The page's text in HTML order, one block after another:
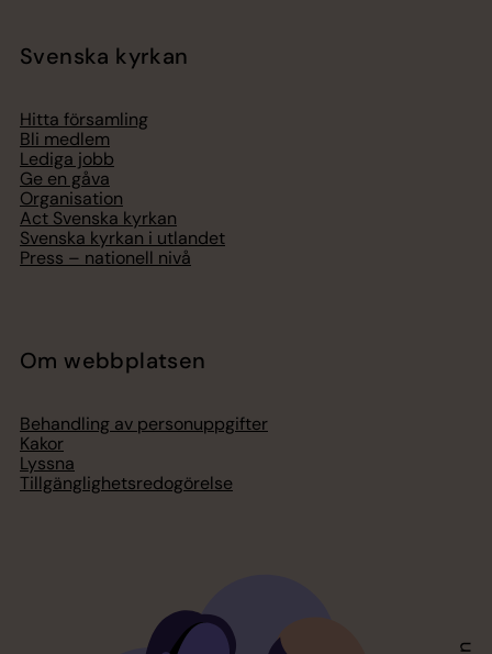
Svenska kyrkan
Hitta församling
Bli medlem
Lediga jobb
Ge en gåva
Organisation
Act Svenska kyrkan
Svenska kyrkan i utlandet
Press – nationell nivå
Om webbplatsen
Behandling av personuppgifter
Kakor
Lyssna
Tillgänglighetsredogörelse